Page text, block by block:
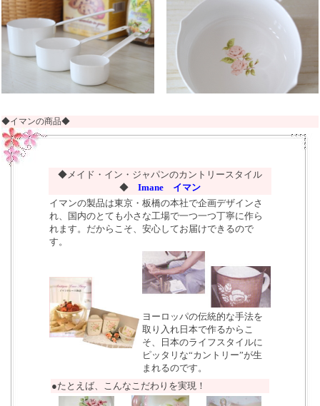
◆イマンの商品◆
◆メイド・イン・ジャパンのカントリースタイル
◆ Imane イマン
イマンの製品は東京・板橋の本社で企画デザインさ
れ、国内のとても小さな工場で一つ一つ丁寧に作ら
れます。だからこそ、安心してお届けできるので
す。
ヨーロッパの伝統的な手法を
取り入れ日本で作るからこ
そ、日本のライフスタイルに
ピッタリな“カントリー”が生
まれるのです。
●たとえば、こんなこだわりを実現！